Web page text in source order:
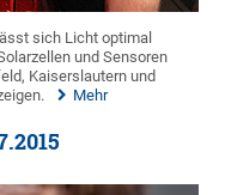
sich Licht optimal
und Sensoren
Kaiserslautern und
Mehr